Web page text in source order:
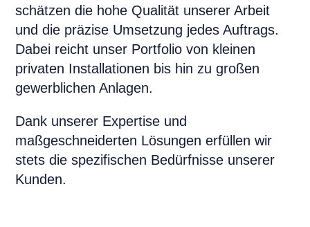
schätzen die hohe Qualität unserer Arbeit
und die präzise Umsetzung jedes Auftrags.
Dabei reicht unser Portfolio von kleinen
privaten Installationen bis hin zu großen
gewerblichen Anlagen.
Dank unserer Expertise und
maßgeschneiderten Lösungen erfüllen wir
stets die spezifischen Bedürfnisse unserer
Kunden.